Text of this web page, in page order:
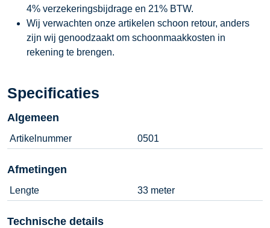
4% verzekeringsbijdrage en 21% BTW.
Wij verwachten onze artikelen schoon retour, anders
zijn wij genoodzaakt om schoonmaakkosten in
rekening te brengen.
Specificaties
Algemeen
Artikelnummer 0501
Afmetingen
Lengte 33 meter
Technische details